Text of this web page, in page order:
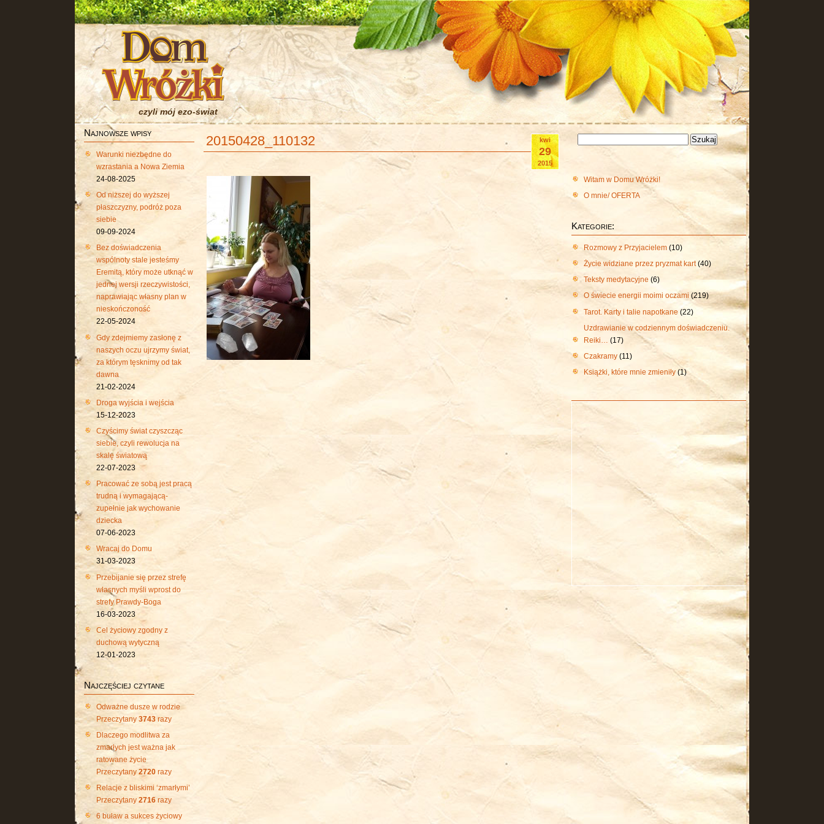
czyli mój ezo-świat
Najnowsze wpisy
Warunki niezbędne do
wzrastania a Nowa Ziemia
24-08-2025
Od niższej do wyższej
płaszczyzny, podróż poza
siebie
09-09-2024
Bez doświadczenia
wspólnoty stale jesteśmy
Eremitą, który może utknąć w
jednej wersji rzeczywistości,
naprawiając własny plan w
nieskończoność
22-05-2024
Gdy zdejmiemy zasłonę z
naszych oczu ujrzymy świat,
za którym tęsknimy od tak
dawna
21-02-2024
Droga wyjścia i wejścia
15-12-2023
Czyścimy świat czyszcząc
siebie, czyli rewolucja na
skalę światową
22-07-2023
Pracować ze sobą jest pracą
trudną i wymagającą-
zupełnie jak wychowanie
dziecka
07-06-2023
Wracaj do Domu
31-03-2023
Przebijanie się przez strefę
własnych myśli wprost do
strefy Prawdy-Boga
16-03-2023
Cel życiowy zgodny z
duchową wytyczną
12-01-2023
Najczęściej czytane
Odważne dusze w rodzie
Przeczytany 3743razy
Dlaczego modlitwa za
zmarłych jest ważna jak
ratowane życie
Przeczytany 2720 razy
Relacje z bliskimi ‘zmarłymi’
Przeczytany 2716 razy
6 buław a sukces życiowy
kwi
29
2015
20150428_110132
Witam w Domu Wróżki!
O mnie/ OFERTA
Kategorie:
Rozmowy z Przyjacielem (10)
Życie widziane przez pryzmat kart(40)
Teksty medytacyjne (6)
O świecie energii moimi oczami (219)
Tarot. Karty i talie napotkane (22)
Uzdrawianie w codziennym doświadczeniu.
Reiki… (17)
Czakramy (11)
Książki, które mnie zmieniły (1)